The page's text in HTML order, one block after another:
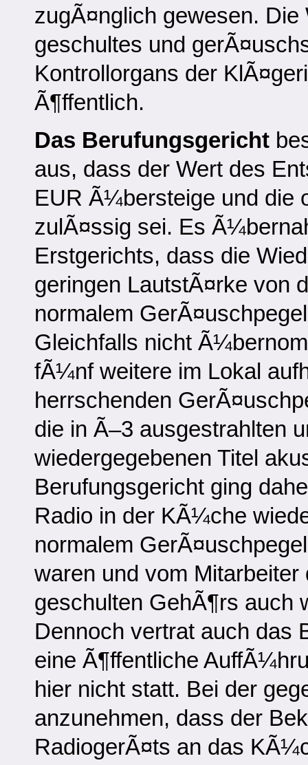
zugÃ¤nglich gewesen.
geschultes und
Kontrollorgans der
Ã¶ffentlich.
Das Berufungsgericht
aus, dass der Wert des
EUR Ã¼bersteige und die
zulÃ¤ssig sei. Es
Erstgerichts, dass die
geringen LautstÃ¤rke von
normalem
Gleichfalls nicht
fÃ¼nf weitere im Lokal
herrschenden
die in Ã–3 ausgestrahlten
wiedergegebenen Titel
Berufungsgericht ging
Radio in der KÃ¼che
normalem
waren und vom
geschulten GehÃ¶rs auch
Dennoch vertrat auch das
eine Ã¶ffentliche
hier nicht statt. Bei der
anzunehmen, dass der
RadiogerÃ¤ts an das